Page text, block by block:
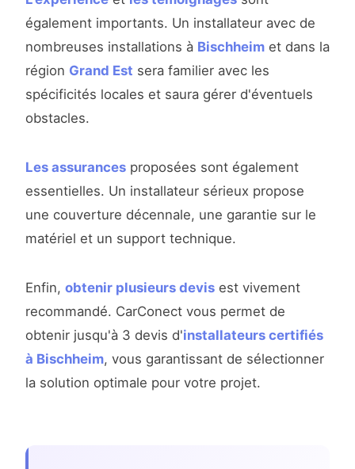
également importants. Un installateur avec de
nombreuses installations à Bischheim et dans la
région Grand Est sera familier avec les
spécificités locales et saura gérer d'éventuels
obstacles.
Les assurances proposées sont également
essentielles. Un installateur sérieux propose
une couverture décennale, une garantie sur le
matériel et un support technique.
Enfin, obtenir plusieurs devis est vivement
recommandé. CarConect vous permet de
obtenir jusqu'à 3 devis d'installateurs certifiés
à Bischheim, vous garantissant de sélectionner
la solution optimale pour votre projet.